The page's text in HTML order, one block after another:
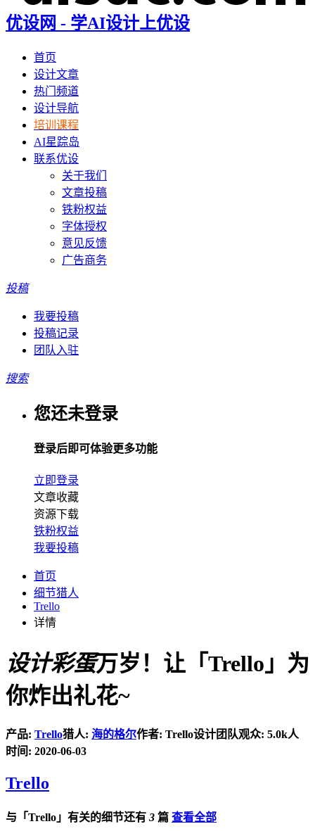
优设网 - 学AI设计上优设
首页
设计文章
热门频道
设计导航
培训课程
AI星踪岛
联系优设
关于我们
文章投稿
铁粉权益
字体授权
意见反馈
广告商务
投稿
我要投稿
投稿记录
团队入驻
搜索
您还未登录
登录后即可体验更多功能
立即登录
文章收藏
资源下载
铁粉权益
我要投稿
首页
细节猎人
Trello
详情
设计彩蛋万岁！让「Trello」为
你炸出礼花~
产品: Trello猎人: 海的格尔作者: Trello设计团队观众: 5.0k人
时间: 2020-06-03
Trello
与「Trello」有关的细节还有 3 篇 查看全部